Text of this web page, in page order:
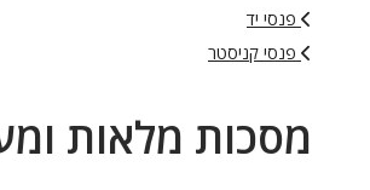
פנסי יד
פנסי קניסטר
מסכות מלאות